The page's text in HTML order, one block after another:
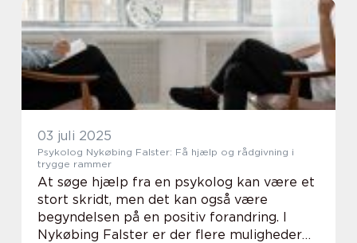
og de rett...
03 juli 2025
Psykolog Nykøbing Falster: Få hjælp og rådgivning i
trygge rammer
At søge hjælp fra en psykolog kan være et
stort skridt, men det kan også være
begyndelsen på en positiv forandring. I
Nykøbing Falster er der flere muligheder